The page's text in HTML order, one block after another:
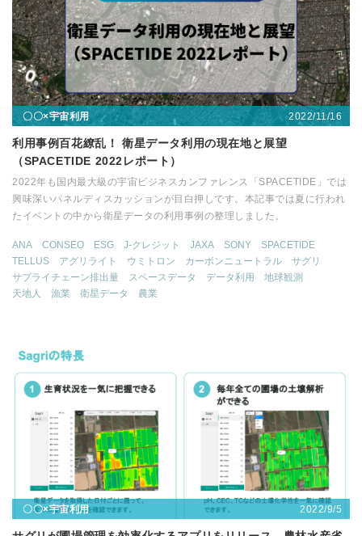
〇〇×宇宙利用 2022/11/16
利用事例百花繚乱！ 衛星データ利用の現在地と展望
（SPACETIDE 2022レポート）
2022年も国内最大級の宇宙ビジネスカンファレンス「SPACETIDE」では
興味深いパネルディスカッションが目白押しです。本記事では夏に行われ
たイベントの中から衛星データの利用事例の整理しました。
ANA CONSEO ESG J-クレジット JAXA SONY
SPACETIDE
TELLUS
アグリライト ウミトロン カーボンニュートラル
サグリ
サプライチェーン排出量
スペースデータ データ利用
地球観測
天地人
漁業 衛星データ 農業
〇〇×宇宙利用 2022/9/5